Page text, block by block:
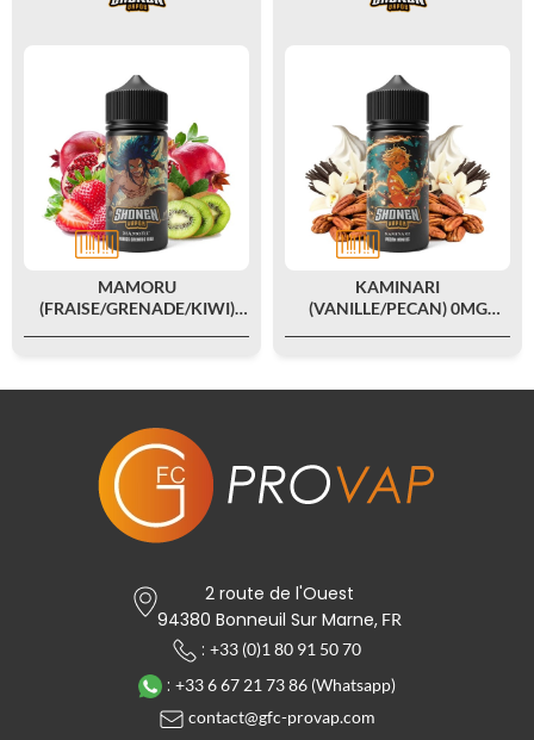
MAMORU
(FRAISE/GRENADE/KIWI)
KAMINARI
(VANILLE/PECAN) 0MG
2 route de l'Ouest
94380 Bonneuil Sur Marne,FR
: +33 (0)1 80 91 50 70
: +33 6 67 21 73 86 (Whatsapp)
contact@gfc-provap.com